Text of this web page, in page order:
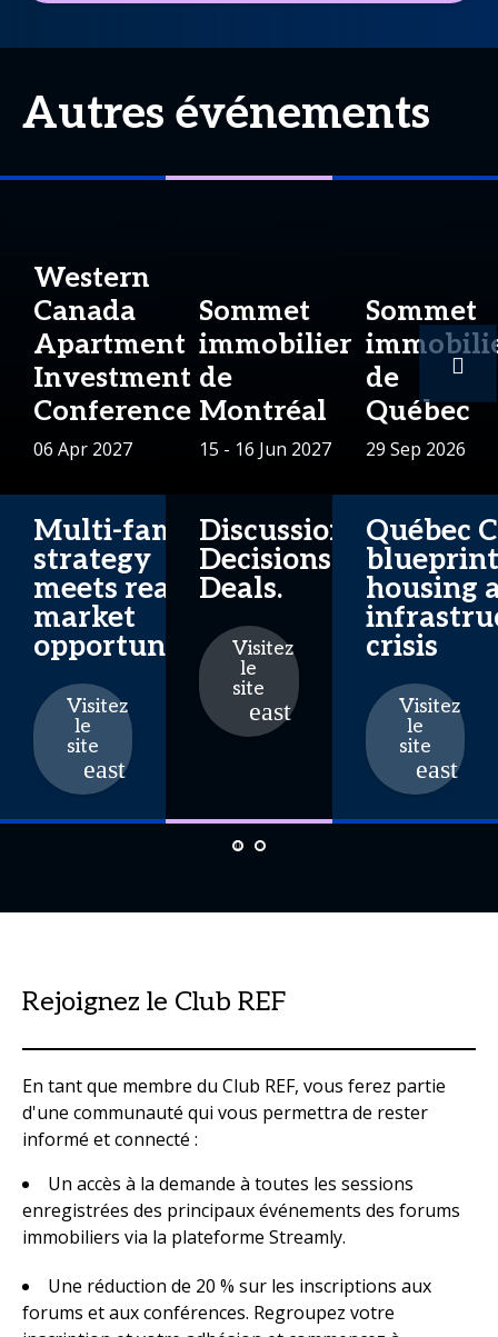
Autres événements
Western
Canada
Apartment
Investment
Conference
06 Apr 2027
Multi-family
strategy
meets real
market
opportunities
Visitez
le
site
Sommet
immobilier
de
Montréal
15 - 16 Jun 2027
Discussions.
Decisions.
Deals.
Visitez
le
site
Sommet
de
Québec
29 Sep 2026
Québec
housing
crisis
Visitez
le
site
Rejoignez le Club REF
En tant que membre du Club REF, vous ferez partie
d'une communauté qui vous permettra de rester
informé et connecté :
Un accès à la demande à toutes les sessions
enregistrées des principaux événements des forums
immobiliers via la plateforme Streamly.
Une réduction de 20 % sur les inscriptions aux
forums et aux conférences. Regroupez votre